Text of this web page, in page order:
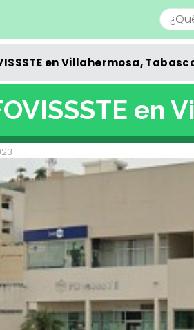
en Villahermosa,
en